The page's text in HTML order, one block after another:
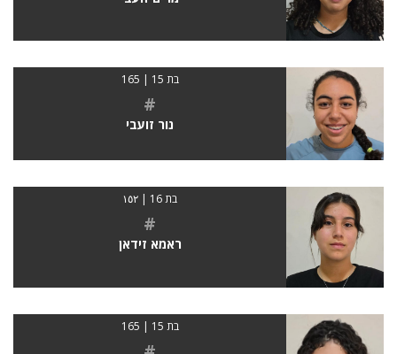
בת 15 | 165
#
נור זועבי
בת 16 | ١٥٢
#
ראמא זידאן
בת 15 | 165